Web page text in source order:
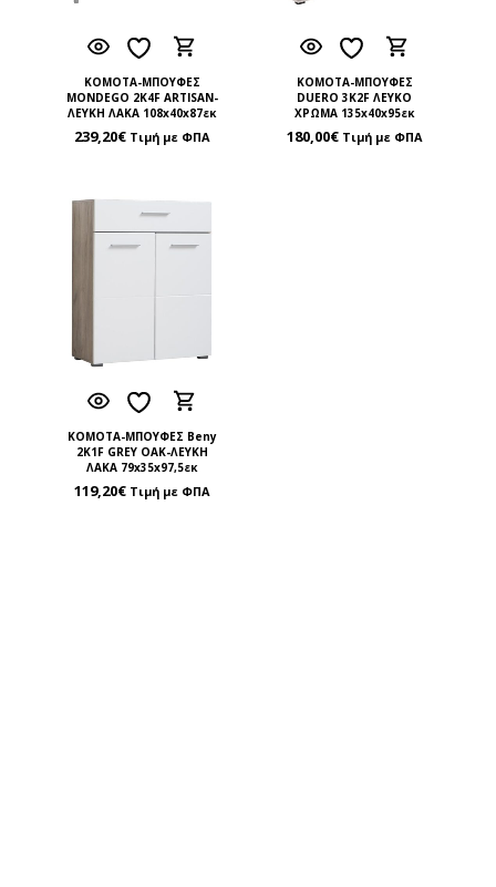
ΚΟΜΟΤΑ-ΜΠΟΥΦΕΣ
MONDEGO 2K4F ARTISAN-
ΛΕΥΚΗ ΛΑΚΑ 108x40x87εκ
239,20€ Τιμή με ΦΠΑ
ΚΟΜΟΤΑ-ΜΠΟΥΦΕΣ
DUERO 3K2F ΛΕΥΚΟ
ΧΡΩΜΑ 135x40x95εκ
180,00€ Τιμή με ΦΠΑ
ΚΟΜΟΤΑ-ΜΠΟΥΦΕΣ Beny
2K1F GREY OAK-ΛΕΥΚΗ
ΛΑΚΑ 79x35x97,5εκ
119,20€ Τιμή με ΦΠΑ